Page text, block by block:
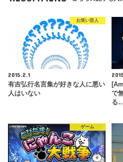
お笑い芸人
2015.2.1
有吉弘行名言集が好きな人に悪い
人はいない
で
る
ゲーム